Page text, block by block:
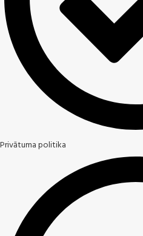
Privātuma politika